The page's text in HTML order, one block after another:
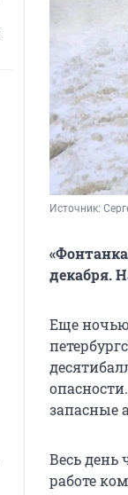
Источник:
декабря.
Еще ночью
запасные
Весь день
работе